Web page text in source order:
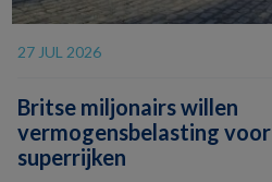
27 JUL 2026
Britse miljonairs willen
vermogensbelasting voor
superrijken